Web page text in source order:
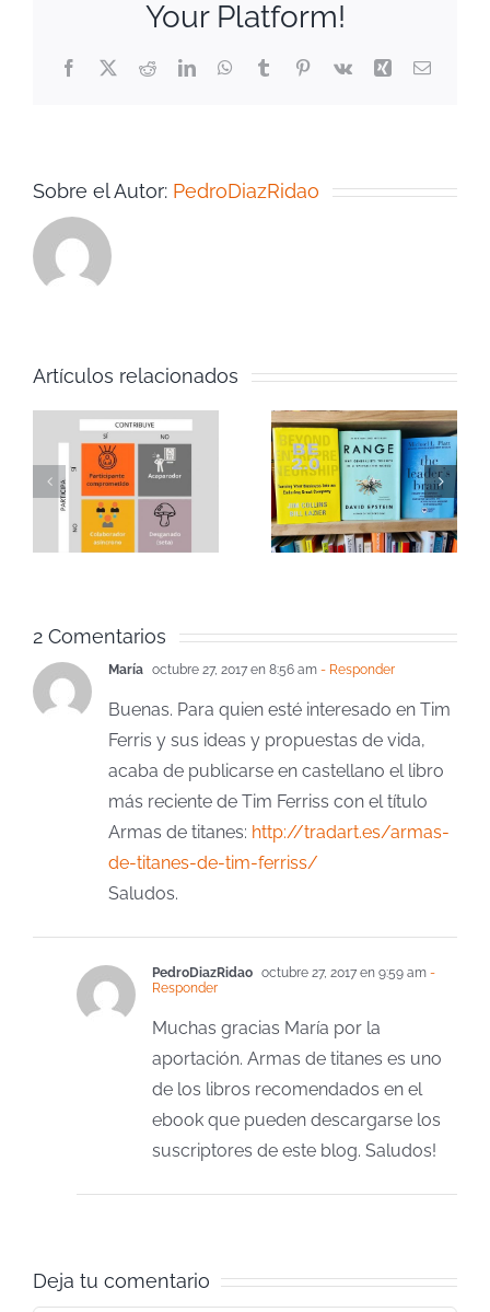
Your Platform!
Facebook
TwitterRedditLinkedInWhatsApp
TumblrPinterest
Vk Xing Correo
Sobre el Autor: PedroDiazRidao
Artículos relacionados
Mis 3
libros
favoritos
Henko: el
cambio
sin
2 Comentarios
María octubre 27, 2017 en 8:56 am - Responder
Buenas. Para quien esté interesado en Tim
Ferris y sus ideas y propuestas de vida,
acaba de publicarse en castellano el libro
más reciente de Tim Ferriss con el título
Armas de titanes: http://tradart.es/armas-
de-titanes-de-tim-ferriss/
Saludos.
PedroDiazRidao octubre 27, 2017 en 9:59 am -
Responder
Muchas gracias María por la
aportación. Armas de titanes es uno
de los libros recomendados en el
ebook que pueden descargarse los
suscriptores de este blog. Saludos!
Deja tu comentario